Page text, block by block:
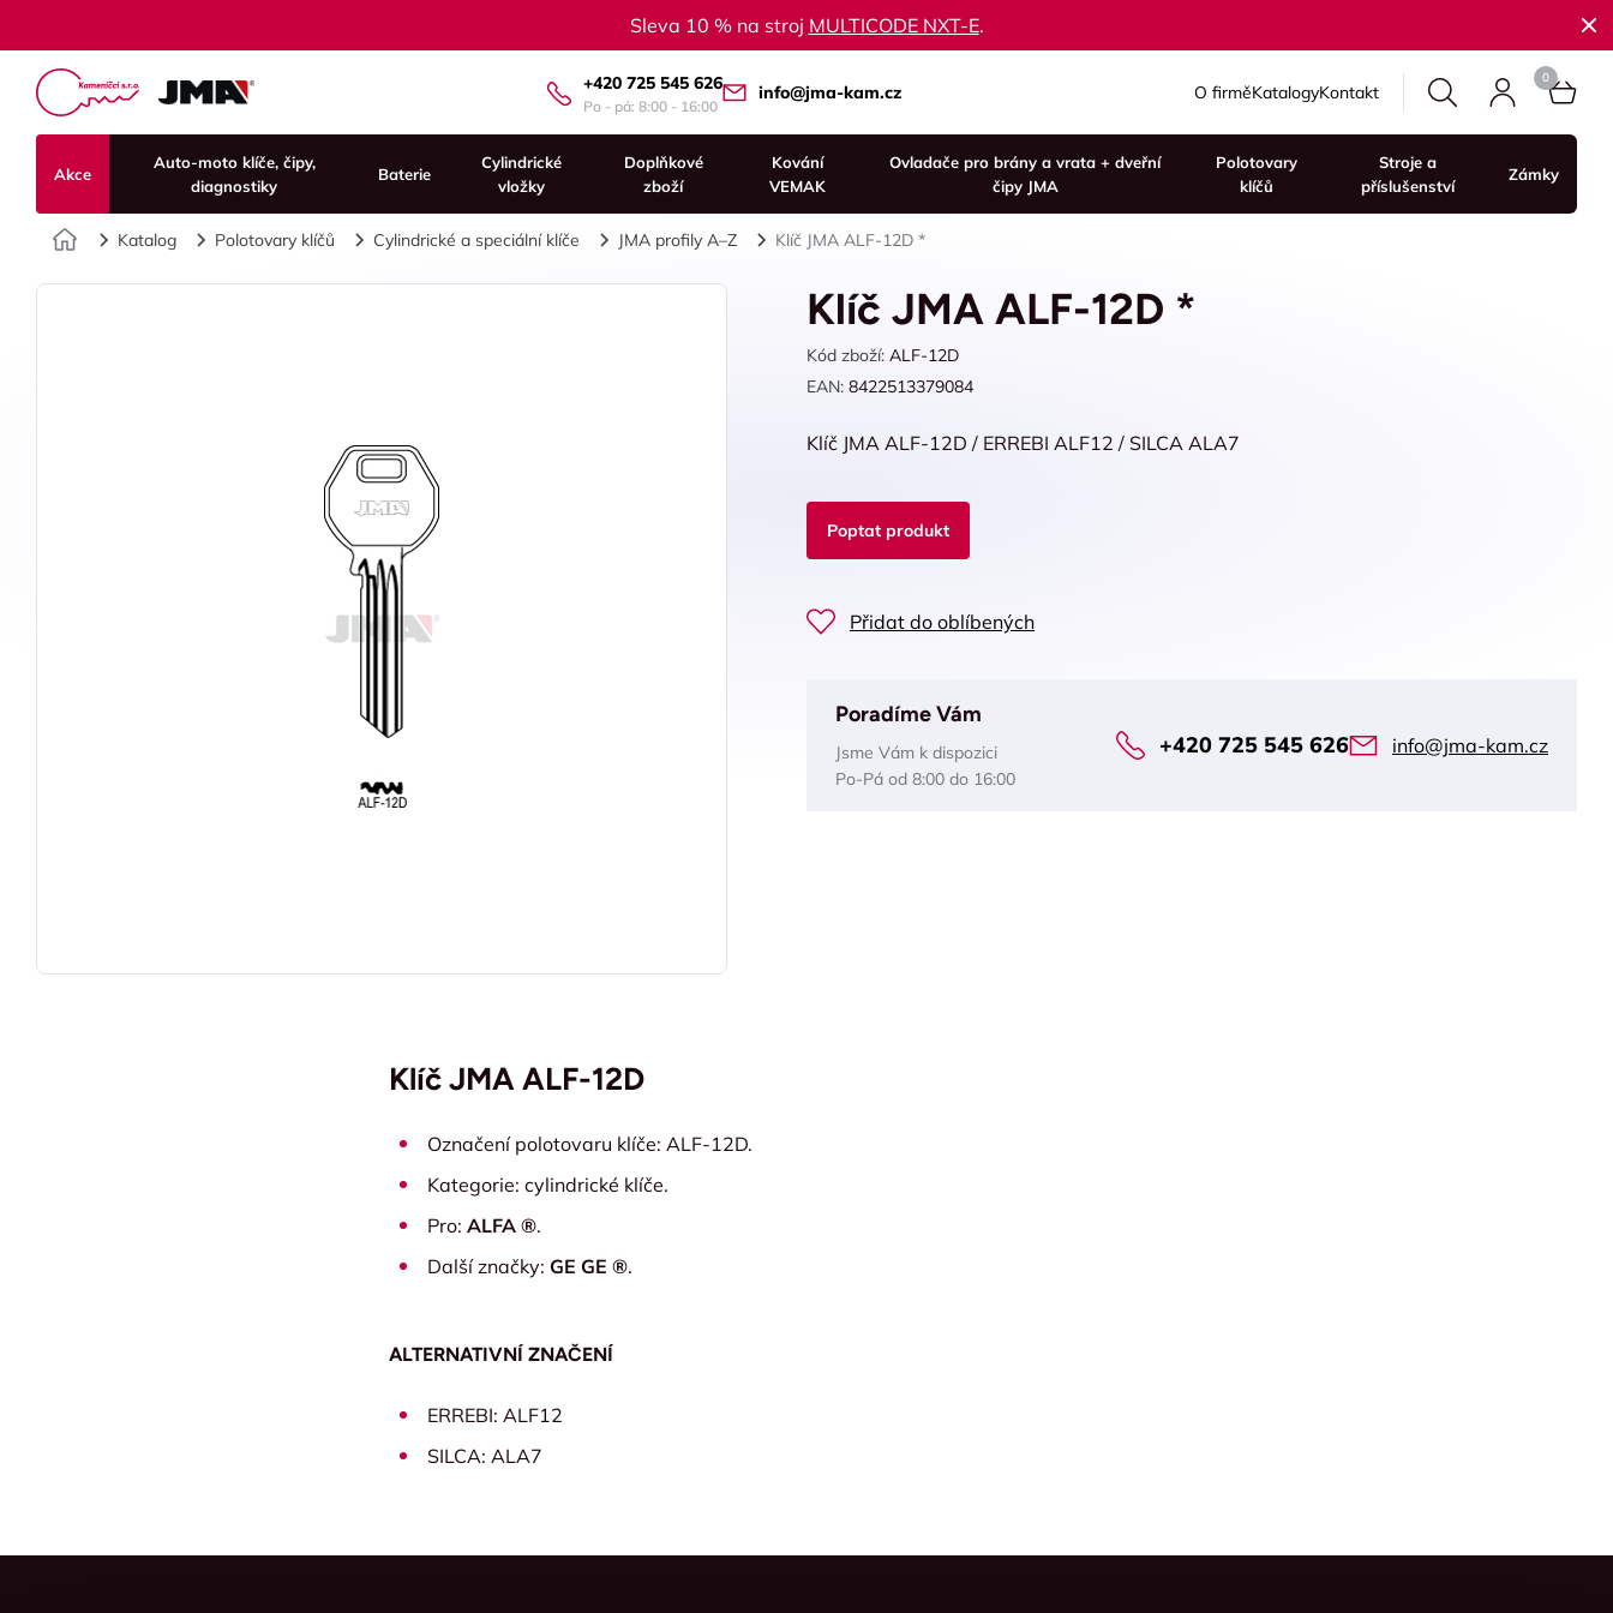
Sleva 10 % na stroj MULTICODE NXT-E.
+420 725 545 626
Po - pá: 8:00 - 16:00
info@jma-kam.cz O firměKatalogyKontakt
Akce
Auto-moto klíče, čipy,
diagnostiky
Baterie
Cylindrické
vložky
Doplňkové
zboží
Kování
VEMAK
Ovladače pro brány a vrata + dveřní
čipy JMA
Polotovary
klíčů
Stroje a
příslušenství
Zámky
Úvod
Katalog Polotovary klíčů Cylindrické a speciální klíče JMA profily A–Z Klíč JMA ALF-12D *
Klíč JMA ALF-12D *
Kód zboží: ALF-12D
EAN: 8422513379084
Klíč JMA ALF-12D / ERREBI ALF12 / SILCA ALA7
Poptat produkt
Přidat do oblíbených
Poradíme Vám
Jsme Vám k dispozici
Po-Pá od 8:00 do 16:00
+420 725 545 626 info@jma-kam.cz
Klíč JMA ALF-12D
Označení polotovaru klíče: ALF-12D.
Kategorie: cylindrické klíče.
Pro: ALFA ®.
Další značky: GE GE ®.
ALTERNATIVNÍ ZNAČENÍ
ERREBI: ALF12
SILCA: ALA7